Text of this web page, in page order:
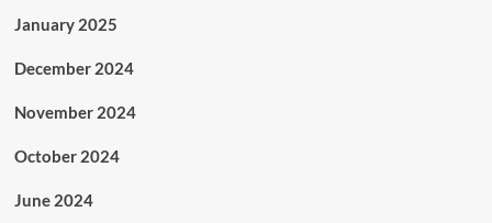
January 2025
December 2024
November 2024
October 2024
June 2024